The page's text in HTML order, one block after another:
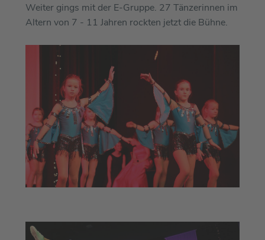
Weiter gings mit der E-Gruppe. 27 Tänzerinnen im
Altern von 7 - 11 Jahren rockten jetzt die Bühne.